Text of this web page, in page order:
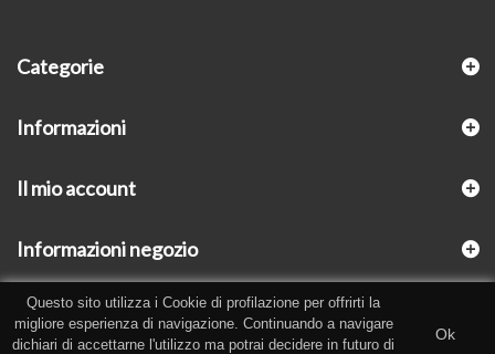
Categorie
Informazioni
Il mio account
Informazioni negozio
Questo sito utilizza i Cookie di profilazione per offrirti la
migliore esperienza di navigazione. Continuando a navigare
dichiari di accettarne l'utilizzo ma potrai decidere in futuro di
Ok